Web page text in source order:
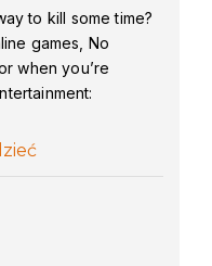
to kill some time?
games, No
when you’re